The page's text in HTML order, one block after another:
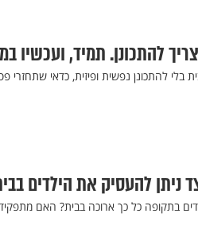
להתכונן. תמיד, ועכשיו
להתכונן נפשית ופיזית, כדאי שתחזרי
ניתן להעסיק את הילדים
בתקופה כל כך ארוכה בבית? האם